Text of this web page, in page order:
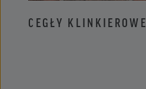
CEGŁY KLINKIEROWE